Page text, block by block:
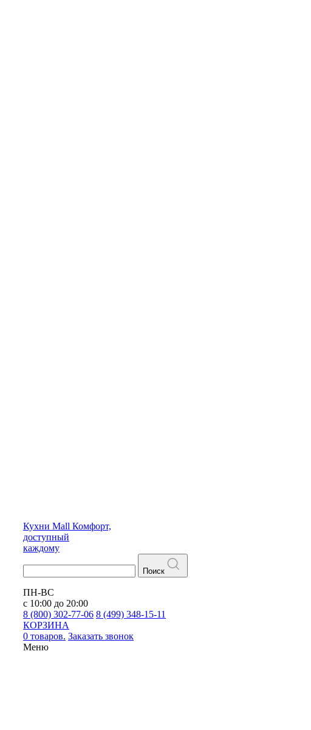
Кухни Mall Комфорт,
доступный
каждому
Поиск
ПН-ВС
с 10:00 до 20:00
8 (800) 302-77-06 8 (499) 348-15-11
КОРЗИНА
0 товаров. Заказать звонок
Меню